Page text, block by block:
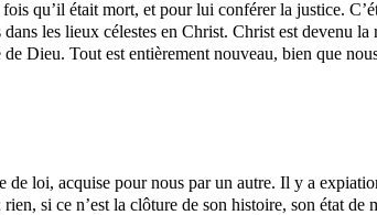
qu’il était mort, et pour lui conférer la justice.
les lieux célestes en Christ. Christ est devenu
Dieu. Tout est entièrement nouveau, bien que
de loi, acquise pour nous par un autre. Il y a
si ce n’est la clôture de son histoire, son état